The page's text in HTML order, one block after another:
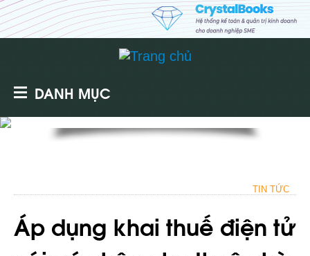
DANH MỤC
TIN TỨC
Áp dụng khai thuế điện tử